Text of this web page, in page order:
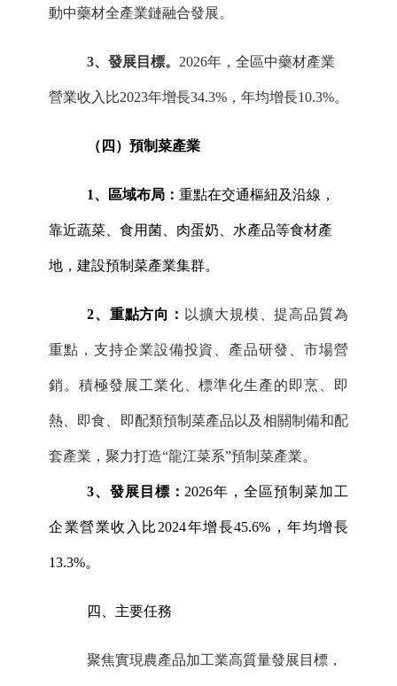
動中藥材全產業鏈融合發展。
3、 發展目標。 2026年，全區中藥材產業
營業收入比2023年增長34.3%，年均增長10.3%。
（四）預制菜產業
1、區域布局： 重點在交通樞紐及沿線，
靠近蔬菜、食用菌、肉蛋奶、水產品等食材產
地，建設預制菜產業集群。
2、重點方向： 以擴大規模、提高品質為
重點，支持企業設備投資、產品研發、市場營
銷。積極發展工業化、標準化生產的即烹、即
熱、即食、即配類預制菜產品以及相關制備和配
套產業，聚力打造“龍江菜系”預制菜產業。
3、發展目標： 2026年，全區預制菜加工
企業營業收入比2024年增長45.6%，年均增長
13.3%。
四 、主要任務
聚焦實現農產品加工業高質量發展目標，